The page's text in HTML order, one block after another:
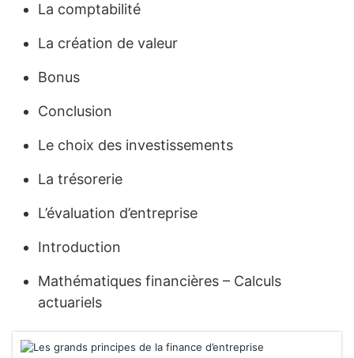
La comptabilité
La création de valeur
Bonus
Conclusion
Le choix des investissements
La trésorerie
L’évaluation d’entreprise
Introduction
Mathématiques financières – Calculs
actuariels